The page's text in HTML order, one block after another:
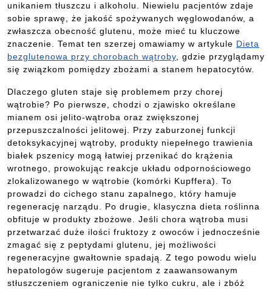
unikaniem tłuszczu i alkoholu. Niewielu pacjentów zdaje
sobie sprawę, że jakość spożywanych węglowodanów, a
zwłaszcza obecność glutenu, może mieć tu kluczowe
znaczenie. Temat ten szerzej omawiamy w artykule Dieta
bezglutenowa przy chorobach wątroby, gdzie przyglądamy
się związkom pomiędzy zbożami a stanem hepatocytów.
Dlaczego gluten staje się problemem przy chorej
wątrobie? Po pierwsze, chodzi o zjawisko określane
mianem osi jelito-wątroba oraz zwiększonej
przepuszczalności jelitowej. Przy zaburzonej funkcji
detoksykacyjnej wątroby, produkty niepełnego trawienia
białek pszenicy mogą łatwiej przenikać do krążenia
wrotnego, prowokując reakcje układu odpornościowego
zlokalizowanego w wątrobie (komórki Kupffera). To
prowadzi do cichego stanu zapalnego, który hamuje
regenerację narządu. Po drugie, klasyczna dieta roślinna
obfituje w produkty zbożowe. Jeśli chora wątroba musi
przetwarzać duże ilości fruktozy z owoców i jednocześnie
zmagać się z peptydami glutenu, jej możliwości
regeneracyjne gwałtownie spadają. Z tego powodu wielu
hepatologów sugeruje pacjentom z zaawansowanym
stłuszczeniem ograniczenie nie tylko cukru, ale i zbóż